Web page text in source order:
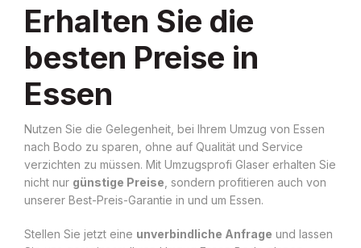
Erhalten Sie die
besten Preise in
Essen
Nutzen Sie die Gelegenheit, bei Ihrem Umzug von Essen
nach Bodo zu sparen, ohne auf Qualität und Service
verzichten zu müssen. Mit Umzugsprofi Glaser erhalten Sie
nicht nur günstige Preise , sondern profitieren auch von
unserer Best-Preis-Garantie in und um Essen.
Stellen Sie jetzt eine unverbindliche Anfrage und lassen